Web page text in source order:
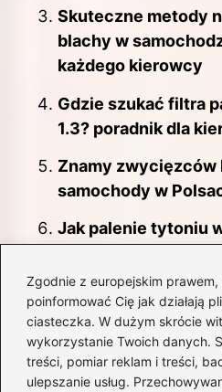
Zgodnie z europejskim
poinformować Cię jak działają
ciasteczka. W dużym skrócie
wykorzystanie Twoich danych.
treści, pomiar reklam i treści,
ulepszanie usług.
Skuteczne metody
blachy w
każdego kierowcy
Gdzie szukać filtra
1.3? poradnik dla
Znamy zwycięzców
samochody w
Jak palenie tytoniu
Jakie są średnie
co musisz wiedzieć!
Skuteczne metody
sprzęgła w Fordzie